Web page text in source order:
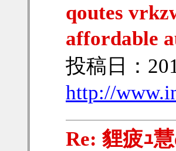
qoutes
affordable
投稿日：
http://
Re: 貍疲ｭ